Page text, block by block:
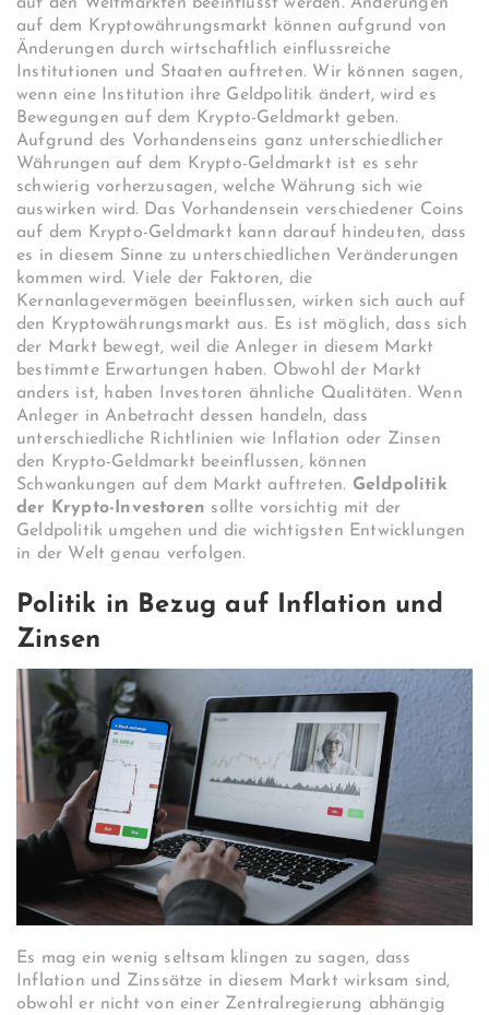
auf den Weltmärkten beeinflusst werden. Änderungen
auf dem Kryptowährungsmarkt können aufgrund von
Änderungen durch wirtschaftlich einflussreiche
Institutionen und Staaten auftreten. Wir können sagen,
wenn eine Institution ihre Geldpolitik ändert, wird es
Bewegungen auf dem Krypto-Geldmarkt geben.
Aufgrund des Vorhandenseins ganz unterschiedlicher
Währungen auf dem Krypto-Geldmarkt ist es sehr
schwierig vorherzusagen, welche Währung sich wie
auswirken wird. Das Vorhandensein verschiedener Coins
auf dem Krypto-Geldmarkt kann darauf hindeuten, dass
es in diesem Sinne zu unterschiedlichen Veränderungen
kommen wird. Viele der Faktoren, die
Kernanlagevermögen beeinflussen, wirken sich auch auf
den Kryptowährungsmarkt aus. Es ist möglich, dass sich
der Markt bewegt, weil die Anleger in diesem Markt
bestimmte Erwartungen haben. Obwohl der Markt
anders ist, haben Investoren ähnliche Qualitäten. Wenn
Anleger in Anbetracht dessen handeln, dass
unterschiedliche Richtlinien wie Inflation oder Zinsen
den Krypto-Geldmarkt beeinflussen, können
Schwankungen auf dem Markt auftreten. Geldpolitik
der Krypto-Investoren sollte vorsichtig mit der
Geldpolitik umgehen und die wichtigsten Entwicklungen
in der Welt genau verfolgen.
Politik in Bezug auf Inflation und
Zinsen
Es mag ein wenig seltsam klingen zu sagen, dass
Inflation und Zinssätze in diesem Markt wirksam sind,
obwohl er nicht von einer Zentralregierung abhängig